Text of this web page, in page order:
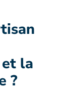
la
?